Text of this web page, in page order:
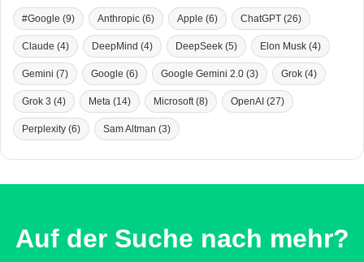
#Google (9) Anthropic (6) Apple (6) ChatGPT (26)
Claude (4) DeepMind (4) DeepSeek (5) Elon Musk (4)
Gemini (7) Google (6) Google Gemini 2.0 (3) Grok (4)
Grok 3 (4) Meta (14) Microsoft(8) OpenAI (27)
Perplexity (6) Sam Altman (3)
Auf der Suche nach mehr?